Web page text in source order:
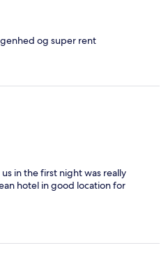
og super rent
in the first night was really
hotel in good location for